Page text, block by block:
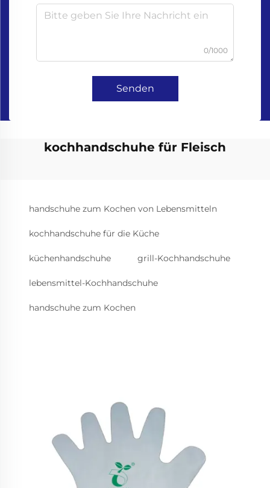
0/1000
Senden
kochhandschuhe für Fleisch
handschuhe zum Kochen von Lebensmitteln
kochhandschuhe für die Küche
küchenhandschuhe grill-Kochhandschuhe
lebensmittel-Kochhandschuhe
handschuhe zum Kochen